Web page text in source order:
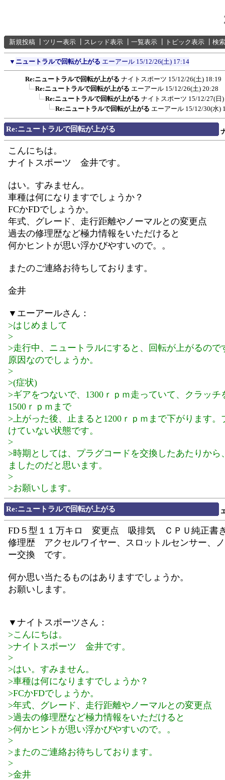
新規投稿 ツリー表示 スレッド表示 一覧表示 トピック表示 検索
▼ ニュートラルで回転が上がる エーアール 15/12/26(土) 17:14
Re:ニュートラルで回転が上がる ナイトスポーツ 15/12/26(土) 18:19
Re:ニュートラルで回転が上がる エーアール 15/12/26(土) 20:28
Re:ニュートラルで回転が上がる ナイトスポーツ 15/12/27(日
Re:ニュートラルで回転が上がる エーアール 15/12/30(水)
Re:ニュートラルで回転が上がる
こんにちは。
ナイトスポーツ 金井です。
はい。すみません。
車種は何になりますでしょうか？
FCかFDでしょうか。
年式、グレード、走行距離やノーマルとの変更点
過去の修理歴など極力情報をいただけると
何かヒントが思い浮かびやすいので。。
またのご連絡お待ちしております。
金井
▼エーアールさん：
>はじめまして
>
>走行中、ニュートラルにすると、回転が上がるので
原因なのでしょうか。
>
>(症状)
>ギアをつないで、1300ｒｐｍ走っていて、クラッチ
1500ｒｐｍまで
>上がった後、止まると1200ｒｐｍまで下がります。
けていない状態です。
>
>時期としては、プラグコードを交換したあたりから
ましたのだと思います。
>
>お願いします。
Re:ニュートラルで回転が上がる
FD５型１１万キロ 変更点 吸排気 ＣＰＵ純正書
修理歴 アクセルワイヤー、スロットルセンサー、
ー交換 です。
何か思い当たるものはありますでしょうか。
お願いします。
▼ナイトスポーツさん：
>こんにちは。
>ナイトスポーツ 金井です。
>
>はい。すみません。
>車種は何になりますでしょうか？
>FCかFDでしょうか。
>年式、グレード、走行距離やノーマルとの変更点
>過去の修理歴など極力情報をいただけると
>何かヒントが思い浮かびやすいので。。
>
>またのご連絡お待ちしております。
>
>金井